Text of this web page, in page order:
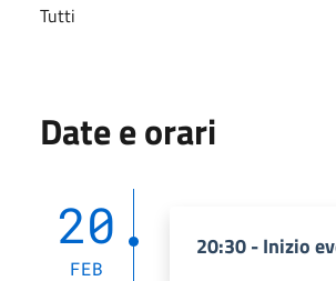
Tutti
Date e orari
20
FEB
20:30 - Inizio